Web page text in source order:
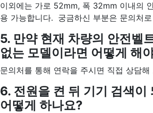
이외에는 가로 52mm, 폭 32mm 이내의
용 가능합니다. 궁금하신 부분은 문의처
5. 만약 현재 차량의 안전벨
없는 모델이라면 어떻게 해
문의처를 통해 연락을 주시면 직접 상담해
6. 전원을 켠 뒤 기기 검색이
어떻게 하나요?